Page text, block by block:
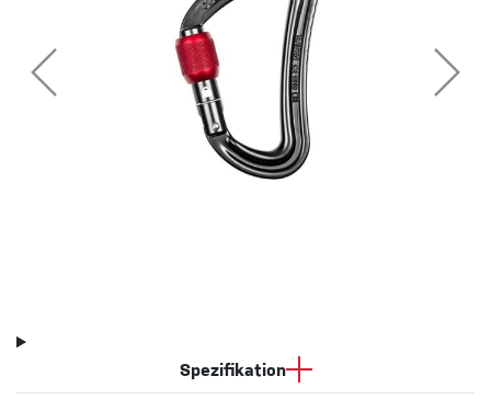
Spezifikation